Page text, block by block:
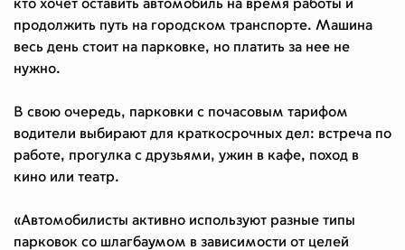
кто хочет оставить автомобиль на время работы и
продолжить путь на городском транспорте. Машина
весь день стоит на парковке, но платить за нее не
нужно.
В свою очередь, парковки с почасовым тарифом
водители выбирают для краткосрочных дел: встреча по
работе, прогулка с друзьями, ужин в кафе, поход в
кино или театр.
«Автомобилисты активно используют разные типы
парковок со шлагбаумом в зависимости от целей